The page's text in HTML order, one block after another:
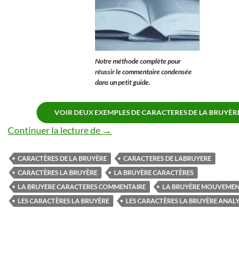
Notre méthode complète pour
réussir le commentaire condensée
dans un petit guide.
VOIR DEUX EXEMPLES DE CARACTERES DE LA
Continuer la lecture de Les caractères la bruyère
→
CARACTÈRES DE LA BRUYÈRE
CARACTERES DE LABRUYERE
CARACTÈRES LA BRUYÈRE
LA BRUYÈRE CARACTÈRES
LA BRUYERE CARACTERES COMMENTAIRE
LA BRUYÈRE
LES CARACTÈRES LA BRUYÈRE
LES CARACTÈRES LA BRUYÈRE